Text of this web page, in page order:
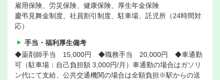
雇用保険、労災保険、健康保険、厚生年金保険
慶弔見舞金制度、社員割引制度、駐車場、託児所（24時間対
応）
手当・福利厚生備考
◆薬剤師手当 15,000円 ◆職務手当 20,000円 ◆車通勤
可（駐車場：自己負担額 3,000円/月）車通勤の場合はガソリ
ン代にて支給、公共交通機関の場合は全額負担※駅からの送